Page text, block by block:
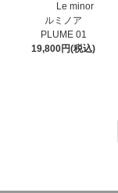
Le minor
ルミノア
PLUME 01
19,800円(税込)